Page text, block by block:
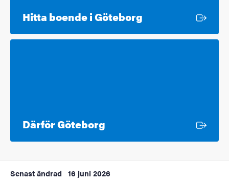
Hitta boende i Göteborg Extern länk
Därför Göteborg
Senast ändrad 16 juni 2026